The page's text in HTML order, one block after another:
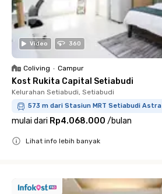
Video 360
Coliving • Campur
Kost Rukita Capital Setiabudi
Kelurahan Setiabudi, Setiabudi
573 m dari Stasiun MRT Setiabudi Astra
mulai dari Rp4.068.000 /bulan
Lihat info lebih banyak